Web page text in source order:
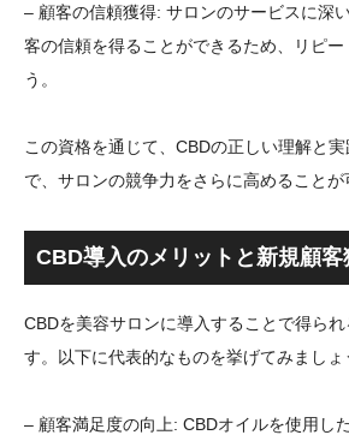
– 顧客の信頼獲得: サロンのサービスに深
客の信頼を得ることができるため、リピー
う。
この資格を通じて、CBDの正しい理解と
で、サロンの競争力をさらに高めることが
CBD導入のメリットと新規顧客
CBDを美容サロンに導入することで得ら
す。以下に代表的なものを挙げてみましょ
– 顧客満足度の向上: CBDオイルを使用し